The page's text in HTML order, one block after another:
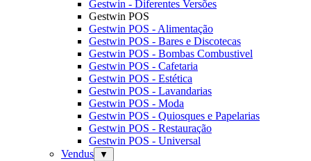
Gestwin - Diferentes Versões
Gestwin POS
Gestwin POS - Alimentação
Gestwin POS - Bares e Discotecas
Gestwin POS - Bombas Combustivel
Gestwin POS - Cafetaria
Gestwin POS - Estética
Gestwin POS - Lavandarias
Gestwin POS - Moda
Gestwin POS - Quiosques e Papelarias
Gestwin POS - Restauração
Gestwin POS - Universal
Vendus
▼